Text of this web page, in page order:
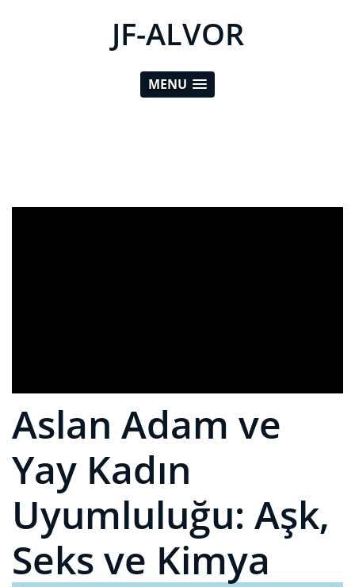
JF-ALVOR
MENU
Aslan Adam ve
Yay Kadın
Uyumluluğu: Aşk,
Seks ve Kimya